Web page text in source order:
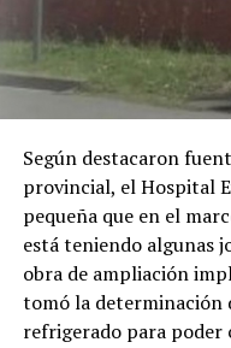
Según destacaron
provincial, el Hospital
pequeña que en el
está teniendo algunas
obra de ampliación
tomó la determinación
refrigerado para poder